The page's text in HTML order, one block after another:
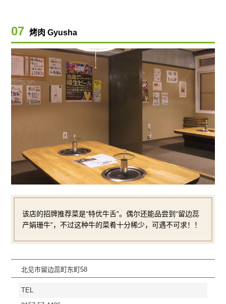
07 烤肉 Gyusha
该店的招牌推荐菜是“特优牛舌”。偶尔还能品尝到“留边蕊
产娟珊牛”，不过这种牛的菜肴十分稀少，可遇不可求！！
北见市留边蕊町东町58
TEL